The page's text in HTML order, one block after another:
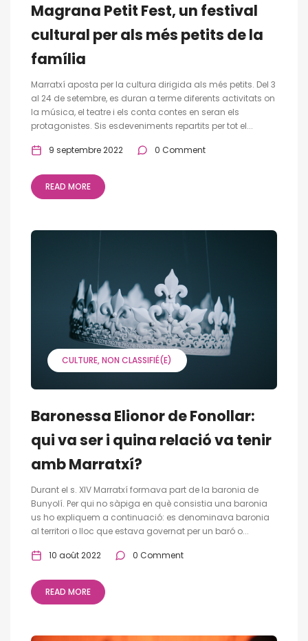
Magrana Petit Fest, un festival
cultural per als més petits de la
família
Marratxí aposta per la cultura dirigida als més petits. Del 3
al 24 de setembre, es duran a terme diferents activitats on
la música, el teatre i els conta contes en seran els
protagonistes. Sis esdeveniments repartits per tot el...
9 septembre 2022 0 Comment
READ MORE
CULTURE NON CLASSIFIÉ(E)
Baronessa Elionor de Fonollar:
qui va ser i quina relació va tenir
amb Marratxí?
Durant el s. XIV Marratxí formava part de la baronia de
Bunyolí. Per qui no sàpiga en què consistia una baronia
us ho expliquem a continuació: es denominava baronia
al territori o lloc que estava governat per un baró o...
10 août 2022 0 Comment
READ MORE